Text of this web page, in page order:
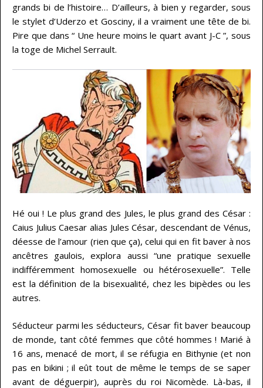
grands bi de l’histoire… D’ailleurs, à bien y regarder, sous
le stylet d’Uderzo et Gosciny, il a vraiment une tête de bi.
Pire que dans “ Une heure moins le quart avant J-C ”, sous
la toge de Michel Serrault.
Hé oui ! Le plus grand des Jules, le plus grand des César :
Caius Julius Caesar alias Jules César, descendant de Vénus,
déesse de l’amour (rien que ça), celui qui en fit baver à nos
ancêtres gaulois, explora aussi “une pratique sexuelle
indifféremment homosexuelle ou hétérosexuelle”. Telle
est la définition de la bisexualité, chez les bipèdes ou les
autres.
Séducteur parmi les séducteurs, César fit baver beaucoup
de monde, tant côté femmes que côté hommes ! Marié à
16 ans, menacé de mort, il se réfugia en Bithynie (et non
pas en bikini ; il eût tout de même le temps de se saper
avant de déguerpir), auprès du roi Nicomède. Là-bas, il